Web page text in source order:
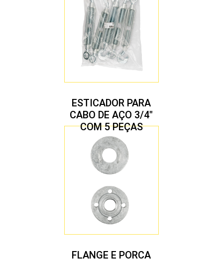
ESTICADOR PARA
CABO DE AÇO 3/4″
COM 5 PEÇAS
FLANGE E PORCA